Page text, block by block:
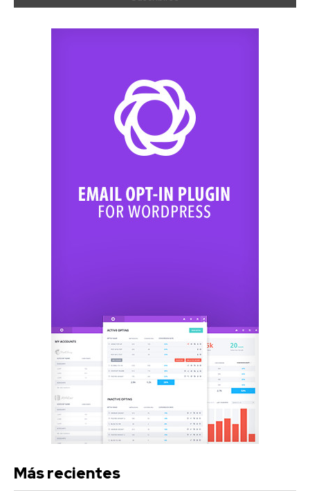
Más recientes